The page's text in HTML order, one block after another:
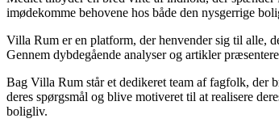
imødekomme behovene hos både den nysgerrige
Villa Rum er en platform, der henvender sig til alle,
Gennem dybdegående analyser og artikler
Bag Villa Rum står et dedikeret team af fagfolk, der
deres spørgsmål og blive motiveret til at realisere
boligliv.